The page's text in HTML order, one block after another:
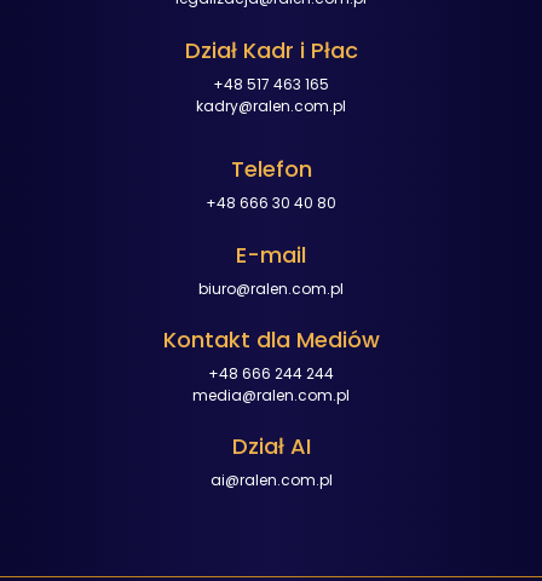
Dział Kadr i Płac
+48 517 463 165
kadry@ralen.com.pl
Telefon
+48 666 30 40 80
E-mail
biuro@ralen.com.pl
Kontakt dla Mediów
+48 666 244 244
media@ralen.com.pl
Dział AI
ai@ralen.com.pl